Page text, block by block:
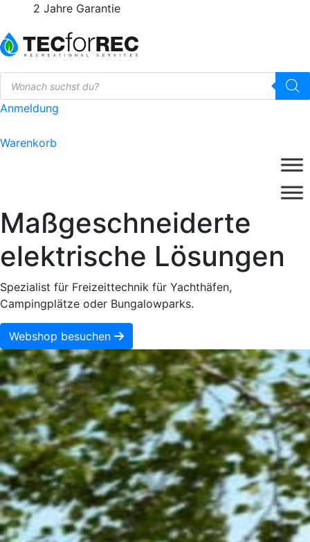
Spezialisiert auf Freizeittechnik
Products
search
Anmeldung
Warenkorb
Maßgeschneiderte
elektrische Lösungen
Spezialist für Freizeittechnik für Yachthäfen,
Campingplätze oder Bungalowparks.
Webshop besuchen